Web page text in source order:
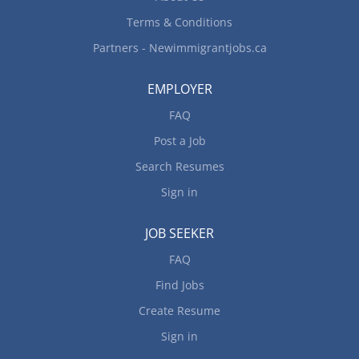
Terms & Conditions
Partners - Newimmigrantjobs.ca
EMPLOYER
FAQ
Post a Job
Search Resumes
Sign in
JOB SEEKER
FAQ
Find Jobs
Create Resume
Sign in